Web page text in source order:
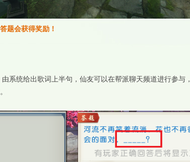
题会获得奖励！
系统给出歌词上半句，仙友可以在帮派聊天频道进行参与，